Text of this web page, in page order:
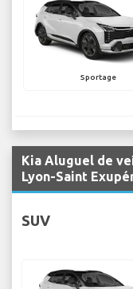
Sportage
Kia Aluguel de
Lyon-Saint
SUV